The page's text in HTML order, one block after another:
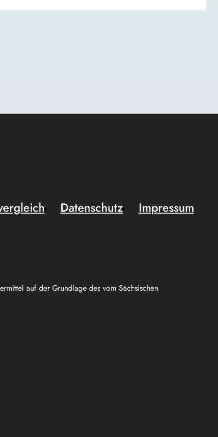
auf der Grundlage des vom Sächsischen
Datenschutz Impressum